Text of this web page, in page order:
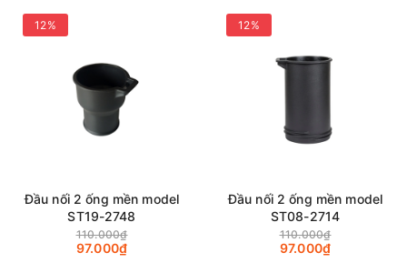
12%
Đầu nối 2 ống mền model
ST19-2748
110.000₫
97.000₫
12%
Đầu nối 2 ống mền model
ST08-2714
110.000₫
97.000₫